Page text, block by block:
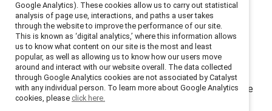
Joignez-vous à plus de 10 000 participants issus de
plus de 30 pays qui utilisent MARC, une suite de
formations fondée sur nos recherches, pour co-créer
des lieux de travail équitables.
MARC (Mutual Accountability, Real Change) est la suite
de programmes d'apprentissage phare de Catalyst qui
Google Analytics). These cookies allow us to carry out statistical
analysis of page use, interactions, and paths a user takes
through the website to improve the performance of our site.
This is known as ‘digital analytics,’ where this information allows
us to know what content on our site is the most and least
popular, as well as allowing us to know how our users move
around and interact with our website overall. The data collected
through Google Analytics cookies are not associated by Catalyst
with any individual person. To learn more about Google Analytics
cookies, please click here.